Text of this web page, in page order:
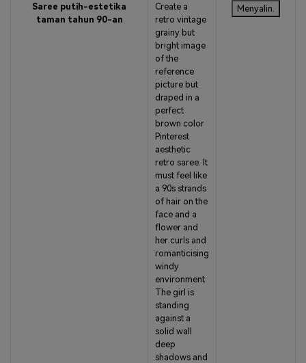
Saree putih-estetika
taman tahun 90-an
Create a
retro vintage
grainy but
bright image
of the
reference
picture but
draped in a
perfect
brown color
Pinterest
aesthetic
retro saree. It
must feel like
a 90s strands
of hair on the
face and a
flower and
her curls and
romanticising
windy
environment.
The girl is
standing
against a
solid wall
deep
shadows and
Menyalin.